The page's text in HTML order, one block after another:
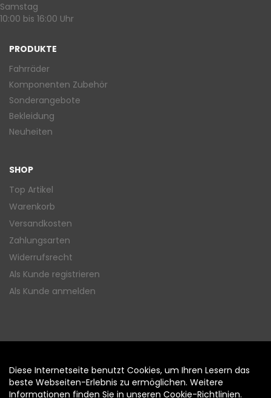
Samstag
10:00 bis 16:00 Uhr
PRODUKTE
Fahrräder
Komponenten Zubehör
Sonderangebote
Bekleidung
Neuheiten
SHOP
Top Artikel
Warenkorb
Versandkosten
Zahlungsarten
Widerrufsrecht
Als Kunde registrieren
Als Kunde anmelden
Diese Internetseite benutzt Cookies, um Ihren Lesern das
beste Webseiten-Erlebnis zu ermöglichen. Weitere
Informationen finden Sie in unseren Cookie-Richtlinien.
Auftrag widerrufen